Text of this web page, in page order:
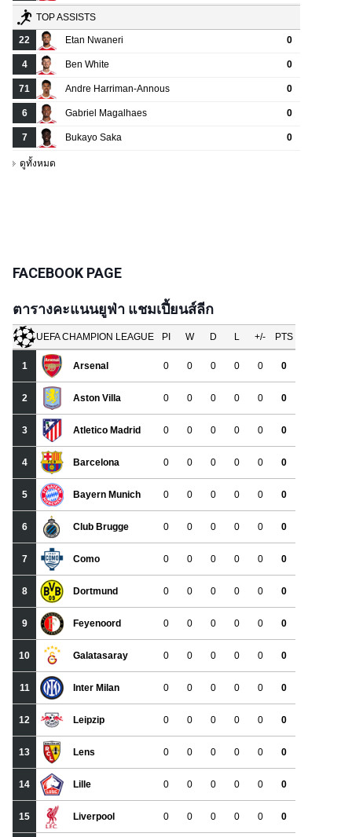
FACEBOOK PAGE
ตารางคะแนนยูฟ่า แชมเปี้ยนส์ลีก